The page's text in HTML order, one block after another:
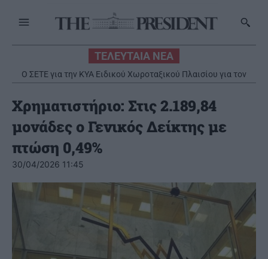
ΤΕΛΕΥΤΑΙΑ ΝΕΑ
Ο ΣΕΤΕ για την ΚΥΑ Ειδικού Χωροταξικού Πλαισίου για τον
Τουρισμό
Χρηματιστήριο: Στις 2.189,84
μονάδες ο Γενικός Δείκτης με
πτώση 0,49%
30/04/2026 11:45